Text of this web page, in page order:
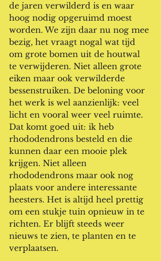
de jaren verwilderd is en waar
hoog nodig opgeruimd moest
worden. We zijn daar nu nog mee
bezig, het vraagt nogal wat tijd
om grote bomen uit de houtwal
te verwijderen. Niet alleen grote
eiken maar ook verwilderde
bessenstruiken. De beloning voor
het werk is wel aanzienlijk: veel
licht en vooral weer veel ruimte.
Dat komt goed uit: ik heb
rhododendrons besteld en die
kunnen daar een mooie plek
krijgen. Niet alleen
rhododendrons maar ook nog
plaats voor andere interessante
heesters. Het is altijd heel prettig
om een stukje tuin opnieuw in te
richten. Er blijft steeds weer
nieuws te zien, te planten en te
verplaatsen.